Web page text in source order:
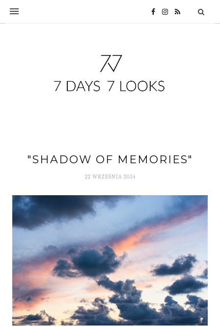
"SHADOW OF MEMORIES"
22 WRZEŚNIA 2014